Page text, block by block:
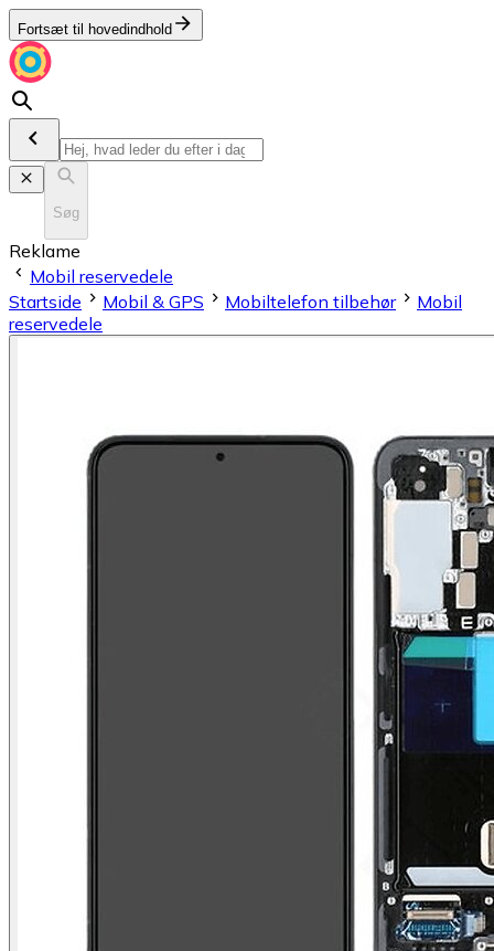
Fortsæt til hovedindhold
Søg
Reklame
Mobil reservedele
Startside
Mobil & GPS Mobiltelefon tilbehør
Mobil
reservedele